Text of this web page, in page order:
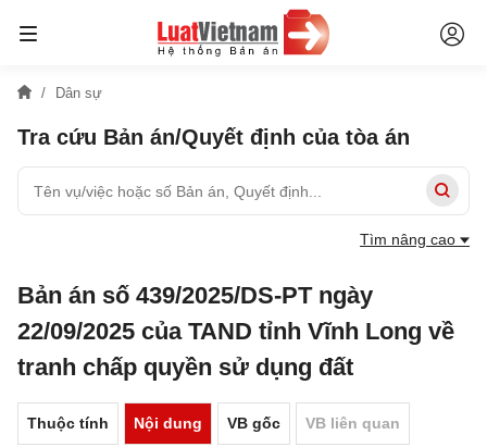
Dân sự
Tra cứu Bản án/Quyết định của tòa án
Tìm nâng cao
Bản án số 439/2025/DS-PT ngày
22/09/2025 của TAND tỉnh Vĩnh Long về
tranh chấp quyền sử dụng đất
Thuộc tính Nội dung VB gốc VB liên quan